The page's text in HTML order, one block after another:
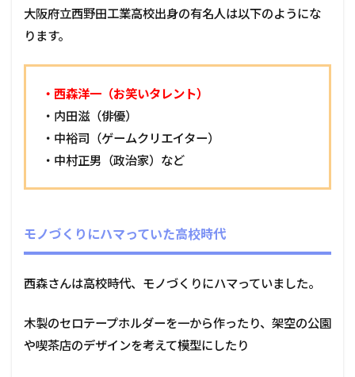
大阪府立西野田工業高校出身の有名人は以下のようにな
ります。
・西森洋一（お笑いタレント）
・内田滋（俳優）
・中裕司（ゲームクリエイター）
・中村正男（政治家）など
モノづくりにハマっていた高校時代
西森さんは高校時代、モノづくりにハマっていました。
木製のセロテープホルダーを一から作ったり、架空の公園
や喫茶店のデザインを考えて模型にしたり